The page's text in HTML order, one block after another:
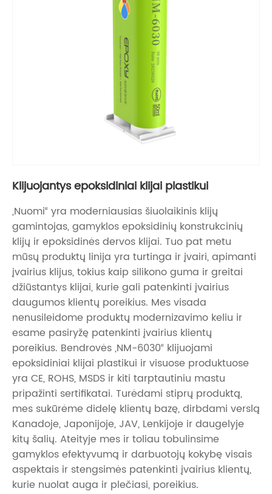
Klijuojantys epoksidiniai klijai plastikui
„Nuomi“ yra moderniausias šiuolaikinis klijų
gamintojas, gamyklos epoksidinių konstrukcinių
klijų ir epoksidinės dervos klijai. Tuo pat metu
mūsų produktų linija yra turtinga ir įvairi, apimanti
įvairius klijus, tokius kaip silikono guma ir greitai
džiūstantys klijai, kurie gali patenkinti įvairius
daugumos klientų poreikius. Mes visada
nenusileidome produktų modernizavimo keliu ir
esame pasiryžę patenkinti įvairius klientų
poreikius. Bendrovės „NM-6030“ klijuojami
epoksidiniai klijai plastikui ir visuose produktuose
yra CE, ROHS, MSDS ir kiti tarptautiniu mastu
pripažinti sertifikatai. Turėdami stiprų produktą,
mes sukūrėme didelę klientų bazę, dirbdami verslą
Kanadoje, Japonijoje, JAV, Lenkijoje ir daugelyje
kitų šalių. Ateityje mes ir toliau tobulinsime
gamyklos efektyvumą ir darbuotojų kokybę visais
aspektais ir stengsimės patenkinti įvairius klientų,
kurie nuolat auga ir plečiasi, poreikius.